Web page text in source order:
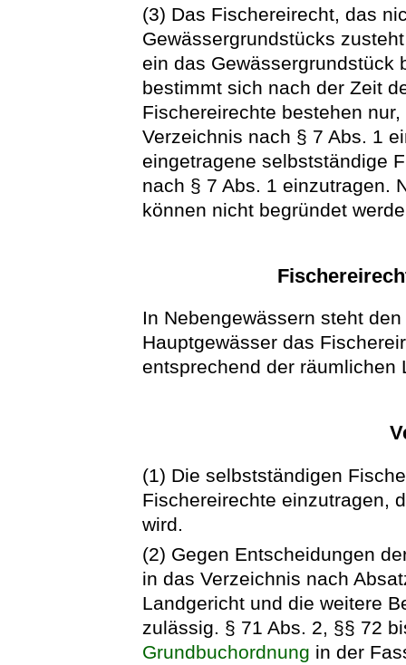
(3) Das Fischereirecht, das
Gewässergrundstücks
ein das Gewässergrundstück
bestimmt sich nach der Zeit
Fischereirechte bestehen
Verzeichnis nach § 7 Abs. 1
eingetragene selbstständige
nach § 7 Abs. 1 einzutragen.
können nicht begründet
In Nebengewässern steht
Hauptgewässer das
entsprechend der räumlichen
(1) Die selbstständigen
Fischereirechte einzutragen,
wird.
(2) Gegen Entscheidungen
in das Verzeichnis nach
Landgericht und die weitere
zulässig. § 71 Abs. 2, §§ 72
Grundbuchordnung in der